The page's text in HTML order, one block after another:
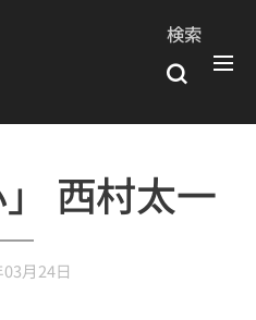
検索
」 西村太一
月24日